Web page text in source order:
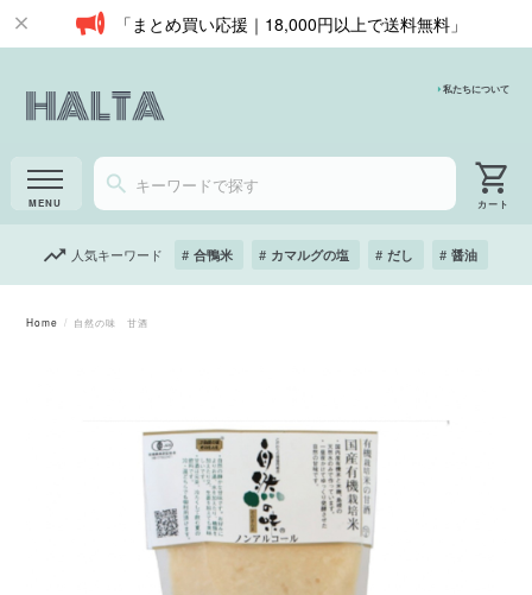
「まとめ買い応援｜18,000円以上で送料無料」
私たちについて
人気キーワード 合鴨米 カマルグの塩 だし 醤油
Home 自然の味 甘酒